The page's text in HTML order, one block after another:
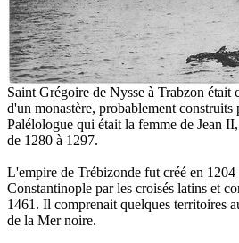
Saint Grégoire de Nysse à Trabzon était
d'un monastère, probablement
Palélologue qui était la femme de Jean
de 1280 à 1297.
L'empire de Trébizonde fut créé en 1204
Constantinople par les croisés latins et
1461. Il comprenait quelques territoires
de la Mer noire.